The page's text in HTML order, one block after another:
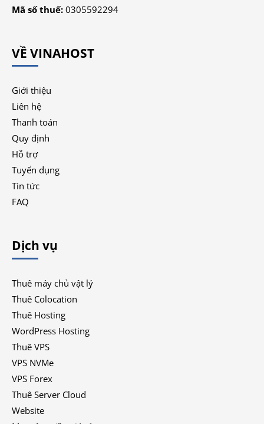
Mã số thuế: 0305592294
VỀ VINAHOST
Giới thiệu
Liên hệ
Thanh toán
Quy định
Hỗ trợ
Tuyển dụng
Tin tức
FAQ
Dịch vụ
Thuê máy chủ vật lý
Thuê Colocation
Thuê Hosting
WordPress Hosting
Thuê VPS
VPS NVMe
VPS Forex
Thuê Server Cloud
Website